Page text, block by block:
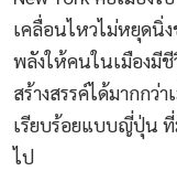
เคลื่อนไหวไม่หยุดนิ่
พลังให้คนในเมืองมี
สร้างสรรค์ได้มากกว่
เรียบร้อยแบบญี่ปุ่น ที่
ไป